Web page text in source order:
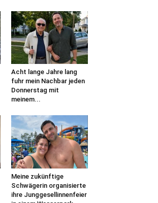
Acht lange Jahre lang
fuhr mein Nachbar jeden
Donnerstag mit
meinem...
Meine zukünftige
Schwägerin organisierte
ihre Junggesellinnenfeier